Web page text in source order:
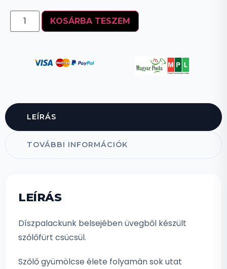
KOSÁRBA TESZEM
LEÍRÁS
TOVÁBBI INFORMÁCIÓK
LEÍRÁS
Díszpalackunk belsejében üvegből készült
szőlőfürt csücsül.
Szőlő gyümölcse élete folyamán sok utat